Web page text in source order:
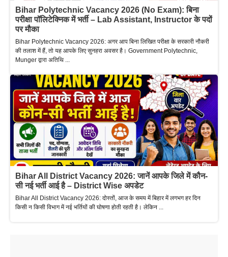
Bihar Polytechnic Vacancy 2026 (No Exam): बिना
परीक्षा पॉलिटेक्निक में भर्ती – Lab Assistant, Instructor के पदों
पर मौका
Bihar Polytechnic Vacancy 2026: अगर आप बिना लिखित परीक्षा के सरकारी नौकरी
की तलाश में हैं, तो यह आपके लिए सुनहरा अवसर है। Government Polytechnic,
Munger द्वारा अतिथि ...
Bihar All District Vacancy 2026: जानें आपके जिले में कौन-
सी नई भर्ती आई है – District Wise अपडेट
Bihar All District Vacancy 2026: दोस्तों, आज के समय में बिहार में लगभग हर दिन
किसी न किसी विभाग में नई भर्तियों की घोषणा होती रहती है। लेकिन ...